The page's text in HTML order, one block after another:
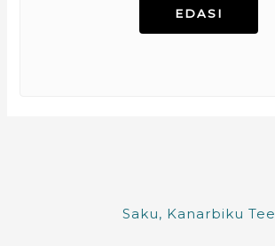
Saku, Kanarbiku Tee